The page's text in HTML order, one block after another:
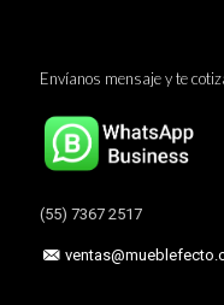
Envíanos mensaje y te
(55) 7367 2517